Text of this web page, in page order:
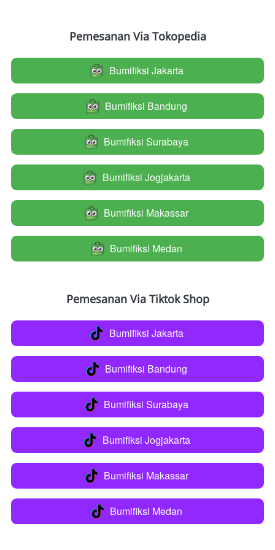
Pemesanan Via Tokopedia
` Bumifiksi Jakarta
` Bumifiksi Bandung
` Bumifiksi Surabaya
` Bumifiksi Jogjakarta
` Bumifiksi Makassar
` Bumifiksi Medan
Pemesanan Via Tiktok Shop
` Bumifiksi Jakarta
` Bumifiksi Bandung
` Bumifiksi Surabaya
` Bumifiksi Jogjakarta
` Bumifiksi Makassar
` Bumifiksi Medan